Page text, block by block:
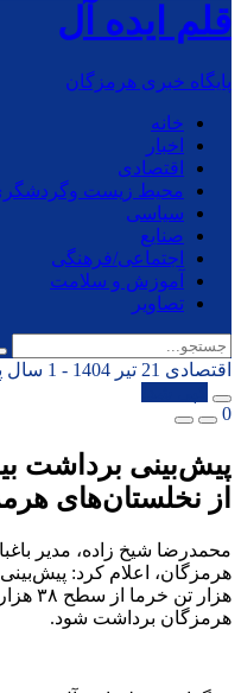
قلم ایده آل
پایگاه خبری هرمزگان
خانه
اخبار
اقتصادی
محیط زیست
سیاسی
صنایع
اجتماعی/فرهنگی
آموزش و سلامت
تصاویر
اقتصادی 21 تیر 1404 - 1 سال پیش
0
از نخلستان‌های
محمدرضا شیخ‌ زاده، مدیر
هزار
هرمزگان برداشت شود.